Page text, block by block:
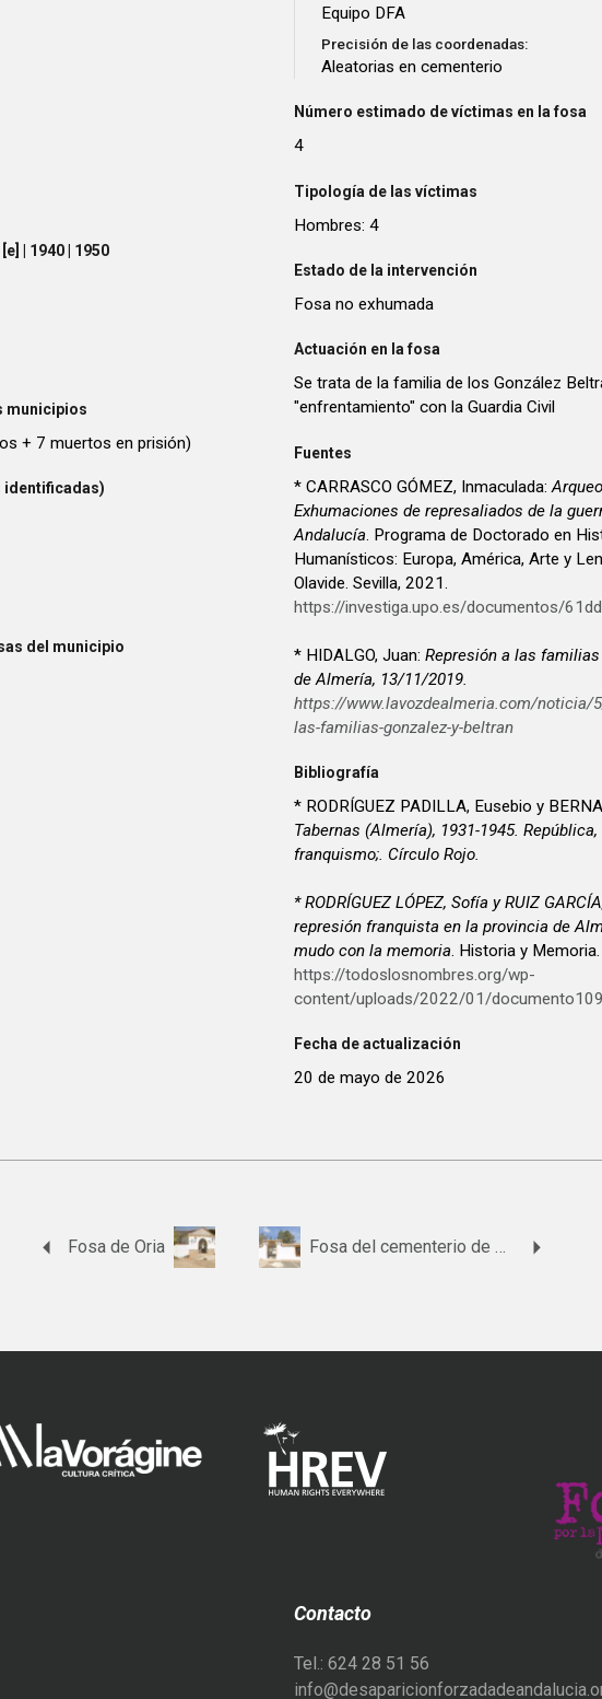
| 1940 | 1950
municipios
+ 7 muertos en prisión)
identificadas)
del municipio
Equipo DFA
Precisión de las coordenadas:
Aleatorias en cementerio
Número estimado de víctimas en la fosa
4
Tipología de las víctimas
Hombres: 4
Estado de la intervención
Fosa no exhumada
Actuación en la fosa
Se trata de la familia de los González
"enfrentamiento" con la Guardia Civil
Fuentes
* CARRASCO GÓMEZ, Inmaculada:
Exhumaciones de represaliados de la
Andalucía. Programa de Doctorado en
Humanísticos: Europa, América, Arte y
Olavide. Sevilla, 2021.
https://investiga.upo.es/documentos/
* HIDALGO, Juan: Represión a las
de Almería, 13/11/2019.
https://www.lavozdealmeria.com/noticia/
las-familias-gonzalez-y-beltran
Bibliografía
* RODRÍGUEZ PADILLA, Eusebio y
Tabernas (Almería), 1931-1945.
franquismo;. Círculo Rojo.
* RODRÍGUEZ LÓPEZ, Sofía y RUIZ
represión franquista en la provincia de
mudo con la memoria. Historia y
https://todoslosnombres.org/wp-
content/uploads/2022/01/
Fecha de actualización
20 de mayo de 2026
Fosa de Oria Fosa del cementerio de Vélez Rubio
Contacto
Tel.: 624 28 51 56